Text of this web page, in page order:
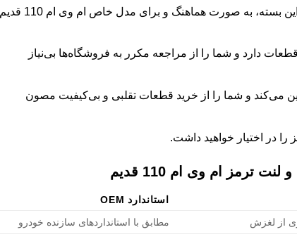
دیسک، صفحه و بلبرینگ کلاچ، همچنین لنت‌های ترمز در این بسته، به صورت هماهنگ و برای مدل خاص ام وی ام 110 قدیم
دارد و شما را از مراجعه مکرر به فروشگاه‌ها بی‌نیاز
می‌کند و شما را از خرید قطعات تقلبی و بی‌کیفیت مصون
را در اختیار خواهید داشت.
ام وی ام 110 قدیم
استاندارد OEM
از لغزش مطابق با استانداردهای سازنده خودرو